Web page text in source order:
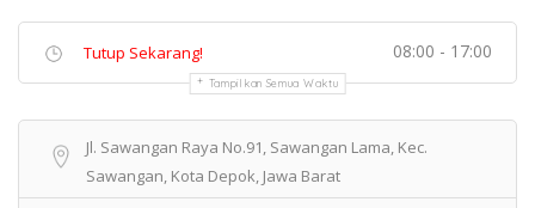
Tutup Sekarang! 08:00 - 17:00
Tampilkan Semua Waktu
Jl. Sawangan Raya No.91, Sawangan Lama, Kec.
Sawangan, Kota Depok, Jawa Barat